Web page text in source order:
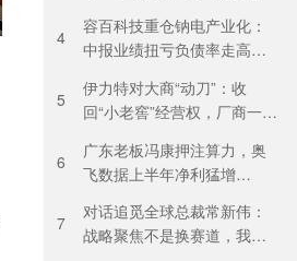
收益“保盈”
4
容百科技重仓钠电产业化：
中报业绩扭亏负债率走高，
5
伊力特对大商“动刀”：收
回“小老窖”经营权，厂商一体
6
广东老板冯康押注算力，奥
飞数据上半年净利猛增
元
7
对话追觅全球总裁常新伟：
战略聚焦不是换赛道，我们